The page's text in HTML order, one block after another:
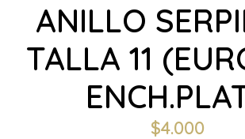
ANILLO
TALLA 11
$4.000